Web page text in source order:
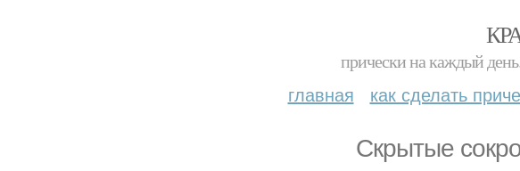
прически на каждый
главная как сделать
Скрытые